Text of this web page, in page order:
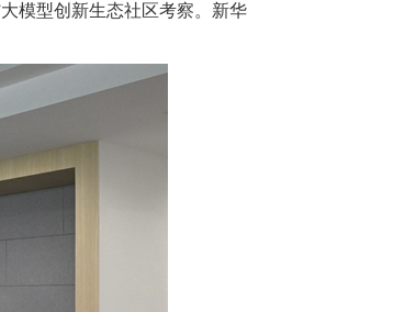
模型创新生态社区考察。新华